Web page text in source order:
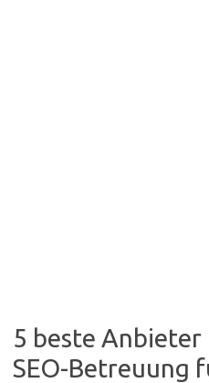
5 beste
SEO-Betreuung